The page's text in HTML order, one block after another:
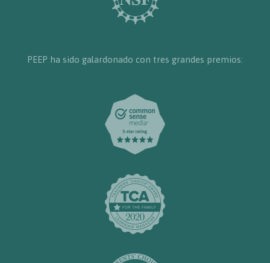
PEEP ha sido galardonado con tres grandes premios: